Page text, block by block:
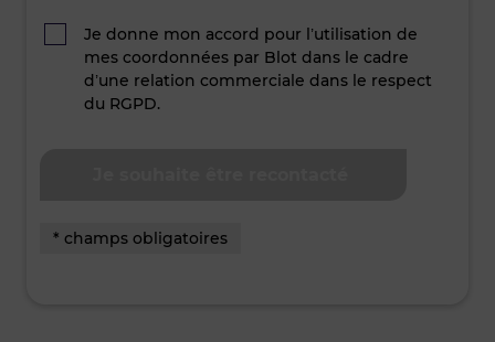
Je donne mon accord pour l’utilisation de
mes coordonnées par Blot dans le cadre
d’une relation commerciale dans le respect
du RGPD.
* champs obligatoires